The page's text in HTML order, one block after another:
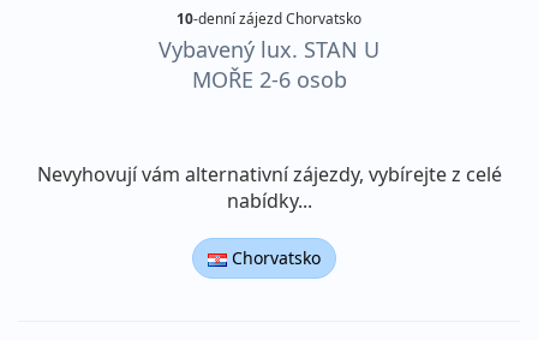
10-denní zájezd Chorvatsko
Vybavený lux. STAN U
MOŘE 2-6 osob
Nevyhovují vám alternativní zájezdy, vybírejte z celé
nabídky...
Chorvatsko